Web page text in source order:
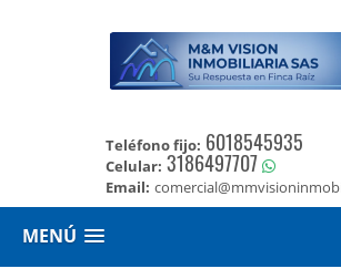
Teléfono fijo: 6018545935
Celular: 3186497707
Email:
MENÚ